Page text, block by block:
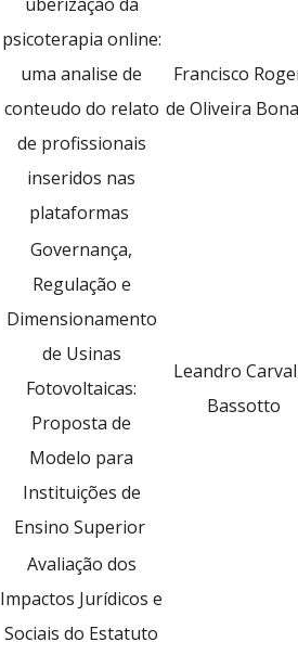
psicoterapia online:
uma analise de
conteudo do relato
de profissionais
inseridos nas
plataformas
Francisco
de Oliveira
Governança,
Regulação e
Dimensionamento
de Usinas
Fotovoltaicas:
Proposta de
Modelo para
Instituições de
Ensino Superior
Leandro
Bassotto
Avaliação dos
Impactos Jurídicos e
Sociais do Estatuto